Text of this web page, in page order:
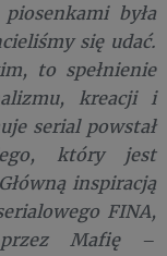
była
się udać.
to spełnienie
kreacji i
serial powstał
który jest
inspiracją
FINA,
Mafię–